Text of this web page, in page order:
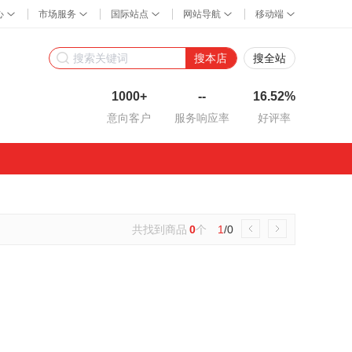
搜本店 搜全站
1000+
意向客户
--
服务响应率
16.52%
好评率
共找到商品 0个 1/0